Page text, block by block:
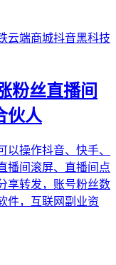
粉丝直播间
伙人
操作抖音、快手、
播间滚屏、直播间点
享转发，账号粉丝数
件，互联网副业资